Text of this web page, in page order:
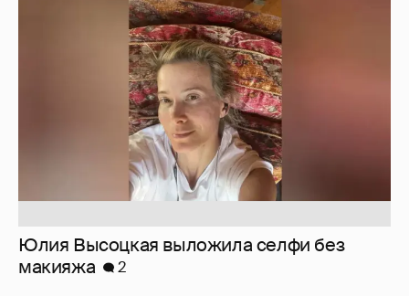
Юлия Высоцкая выложила селфи без